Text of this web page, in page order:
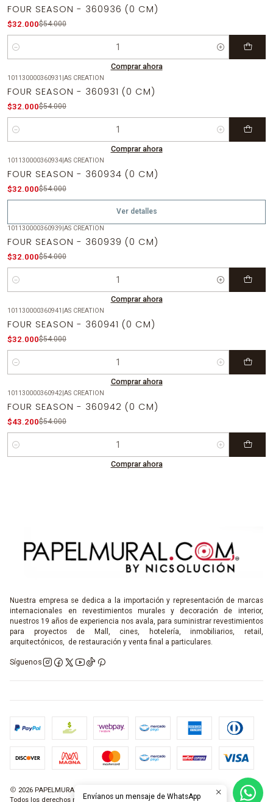
FOUR SEASON - 360936 (0 CM)
$32.000$54.000
Cantidad
Comprar ahora
101130000360931 |AS CREATION
FOUR SEASON - 360931 (0 CM)
$32.000$54.000
Cantidad
Comprar ahora
Agotado
101130000360934|AS CREATION
FOUR SEASON - 360934 (0 CM)
$32.000$54.000
Ver detalles
101130000360939|AS CREATION
FOUR SEASON - 360939 (0 CM)
$32.000$54.000
Cantidad
Comprar ahora
101130000360941 |AS CREATION
FOUR SEASON - 360941 (0 CM)
$32.000$54.000
Cantidad
Comprar ahora
101130000360942|AS CREATION
FOUR SEASON - 360942 (0 CM)
$43.200$54.000
Cantidad
Comprar ahora
Nuestra empresa se dedica a la importación y representación de marcas
internacionales en revestimientos murales y decoración de interior,
nuestros 19 años de experiencia nos avala, para suministrar revestimientos
para proyectos de Mall, cines, hotelería, inmobiliarios, retail,
arquitectónicos, de restauración y venta final a particulares.
Síguenos
2026 PAPELMURAL.COM.
Todos los derechos reservados.Desarrollado por Jumpseller
Envíanos un mensaje de WhatsApp